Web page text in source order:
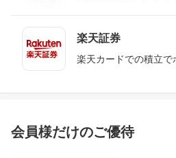
楽天証券
楽天カードでの積立で
会員様だけのご優待